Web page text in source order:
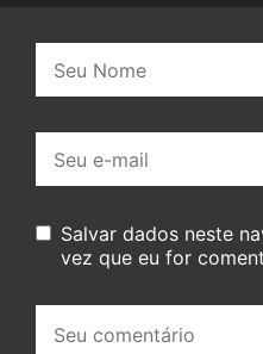
mail:
Salvar dados neste
vez que eu for
comentário: